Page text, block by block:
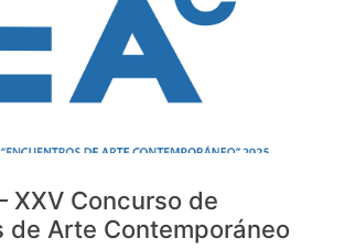
XXV Concurso de
de Arte Contemporáneo